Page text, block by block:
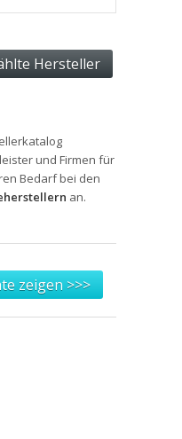
und Firmen für
Bedarf bei den
an.
zeigen >>>